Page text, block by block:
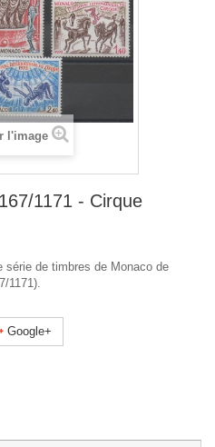
l'image
1171 - Cirque
de timbres de Monaco de
1171).
Google+